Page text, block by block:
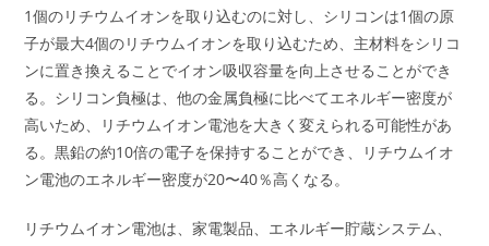
1個のリチウムイオンを取り込むのに対し、シリコンは1個の原
子が最大4個のリチウムイオンを取り込むため、主材料をシリコ
ンに置き換えることでイオン吸収容量を向上させることができ
る。シリコン負極は、他の金属負極に比べてエネルギー密度が
高いため、リチウムイオン電池を大きく変えられる可能性があ
る。黒鉛の約10倍の電子を保持することができ、リチウムイオ
ン電池のエネルギー密度が20〜40％高くなる。
リチウムイオン電池は、家電製品、エネルギー貯蔵システム、